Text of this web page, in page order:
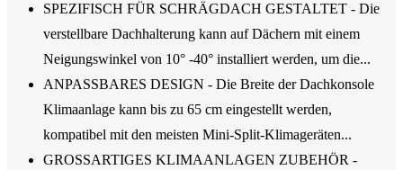
SPEZIFISCH FÜR SCHRÄGDACH GESTALTET - Die
verstellbare Dachhalterung kann auf Dächern mit einem
Neigungswinkel von 10° -40° installiert werden, um die...
ANPASSBARES DESIGN - Die Breite der Dachkonsole
Klimaanlage kann bis zu 65 cm eingestellt werden,
kompatibel mit den meisten Mini-Split-Klimageräten...
GROSSARTIGES KLIMAANLAGEN ZUBEHÖR -